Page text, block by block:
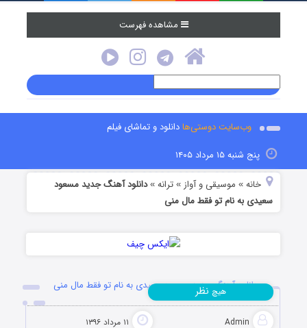
مشاهده فهرست
وب‌سایت دوستی‌هادانلود و تماشای فیلم
پنج شنبه ۱۵ مرداد ۱۴۰۵
خانه » موسیقی و آواز »ترانه »دانلود آهنگ جدید مسعود
سعیدی به نام تو فقط مال منی
دانلود آهنگ جدید مسعود سعیدی به نام تو فقط مال منی
Admin ۱۱ مرداد ۱۳۹۶
هیچ نظر